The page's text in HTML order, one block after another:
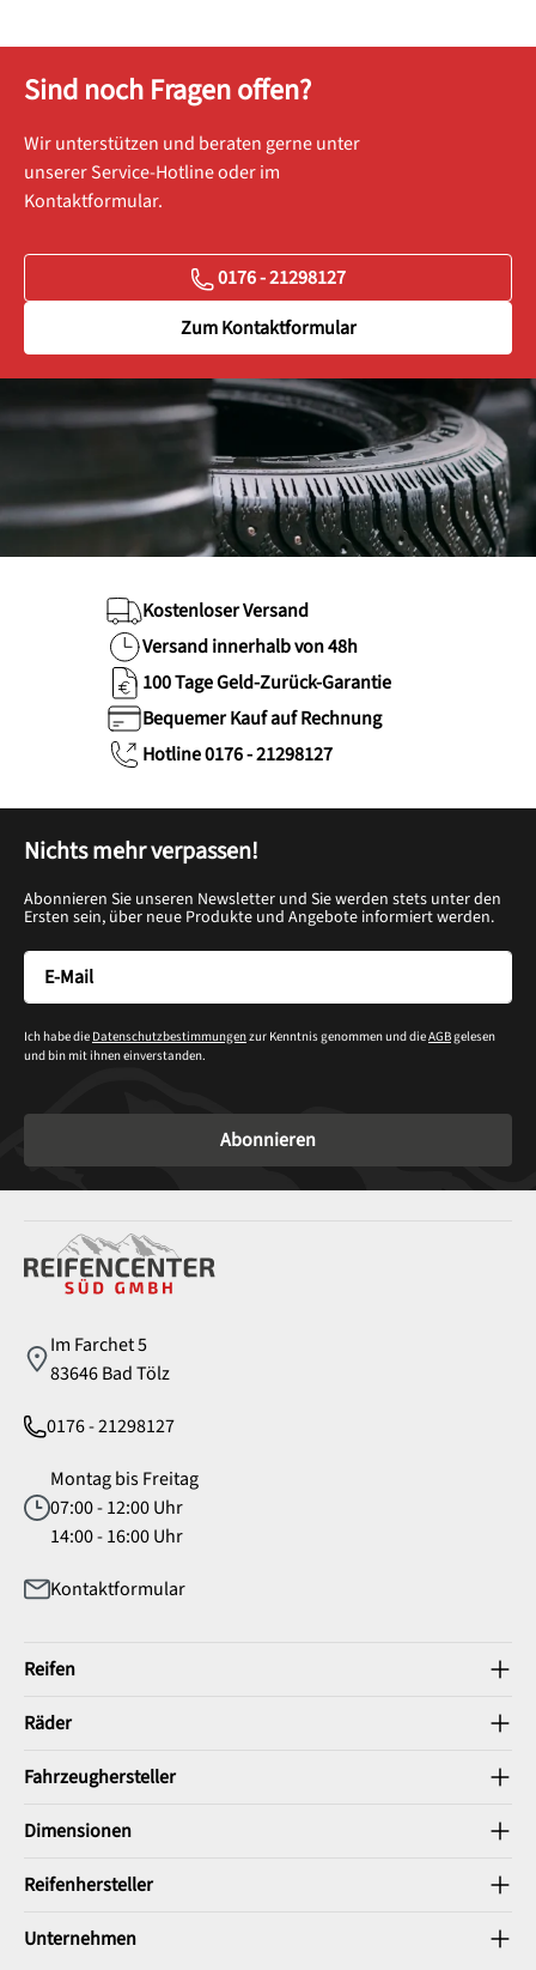
Sind noch Fragen offen?
Wir unterstützen und beraten gerne unter
unserer Service-Hotline oder im
Kontaktformular.
0176 - 21298127
Zum Kontaktformular
Kostenloser Versand
Versand innerhalb von 48h
100 Tage Geld-Zurück-Garantie
Bequemer Kauf auf Rechnung
Hotline 0176 - 21298127
Nichts mehr verpassen!
Abonnieren Sie unseren Newsletter und Sie werden stets unter den
Ersten sein, über neue Produkte und Angebote informiert werden.
Ich habe die Datenschutzbestimmungenzur Kenntnis genommen und dieAGBgelesen
und bin mit ihnen einverstanden.
Abonnieren
Im Farchet 5
83646 Bad Tölz
0176 - 21298127
Montag bis Freitag
07:00 - 12:00 Uhr
14:00 - 16:00 Uhr
Kontaktformular
Reifen
Räder
Fahrzeughersteller
Dimensionen
Reifenhersteller
Unternehmen